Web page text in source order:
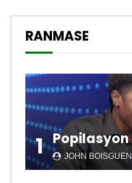
RANMASE
1 JOHN